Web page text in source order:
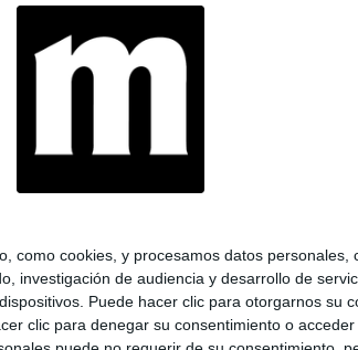
como cookies, y procesamos datos
investigación de audiencia y desarrollo de
Puede hacer clic para otorgarnos su
clic para denegar su consentimiento o
| Propietario: Diario Perfil S.A.